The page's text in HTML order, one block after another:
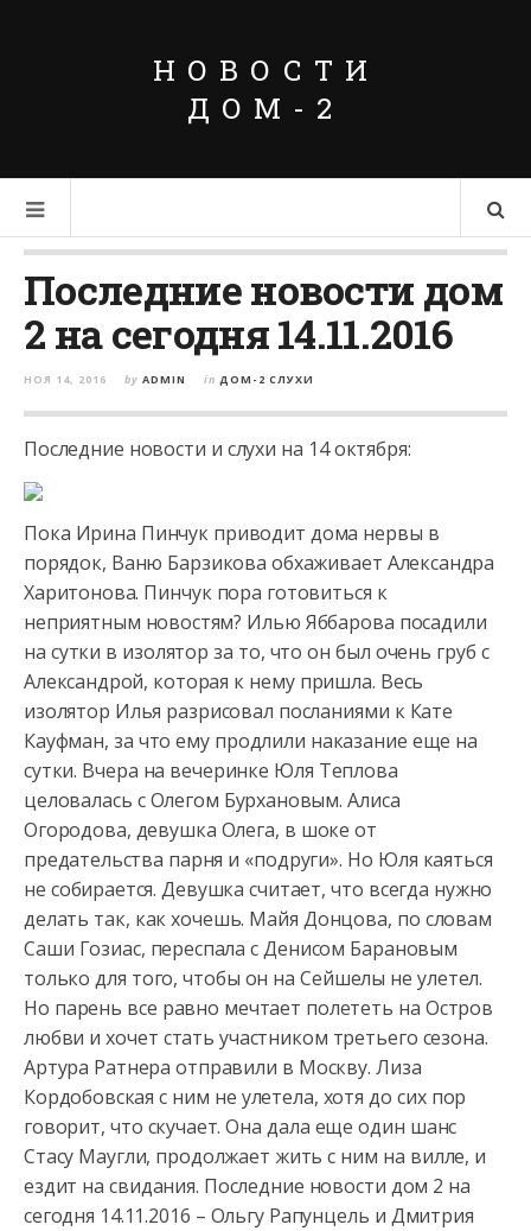
НОВОСТИ
ДОМ-2
Последние новости дом
2 на сегодня 14.11.2016
НОЯ 14, 2016 by ADMIN in ДОМ-2 СЛУХИ
Последние новости и слухи на 14 октября:
Пока Ирина Пинчук приводит дома нервы в
порядок, Ваню Барзикова обхаживает Александра
Харитонова. Пинчук пора готовиться к
неприятным новостям? Илью Яббарова посадили
на сутки в изолятор за то, что он был очень груб с
Александрой, которая к нему пришла. Весь
изолятор Илья разрисовал посланиями к Кате
Кауфман, за что ему продлили наказание еще на
сутки. Вчера на вечеринке Юля Теплова
целовалась с Олегом Бурхановым. Алиса
Огородова, девушка Олега, в шоке от
предательства парня и «подруги». Но Юля каяться
не собирается. Девушка считает, что всегда нужно
делать так, как хочешь. Майя Донцова, по словам
Саши Гозиас, переспала с Денисом Барановым
только для того, чтобы он на Сейшелы не улетел.
Но парень все равно мечтает полететь на Остров
любви и хочет стать участником третьего сезона.
Артура Ратнера отправили в Москву. Лиза
Кордобовская с ним не улетела, хотя до сих пор
говорит, что скучает. Она дала еще один шанс
Стасу Маугли, продолжает жить с ним на вилле, и
ездит на свидания. Последние новости дом 2 на
сегодня 14.11.2016 – Ольгу Рапунцель и Дмитрия